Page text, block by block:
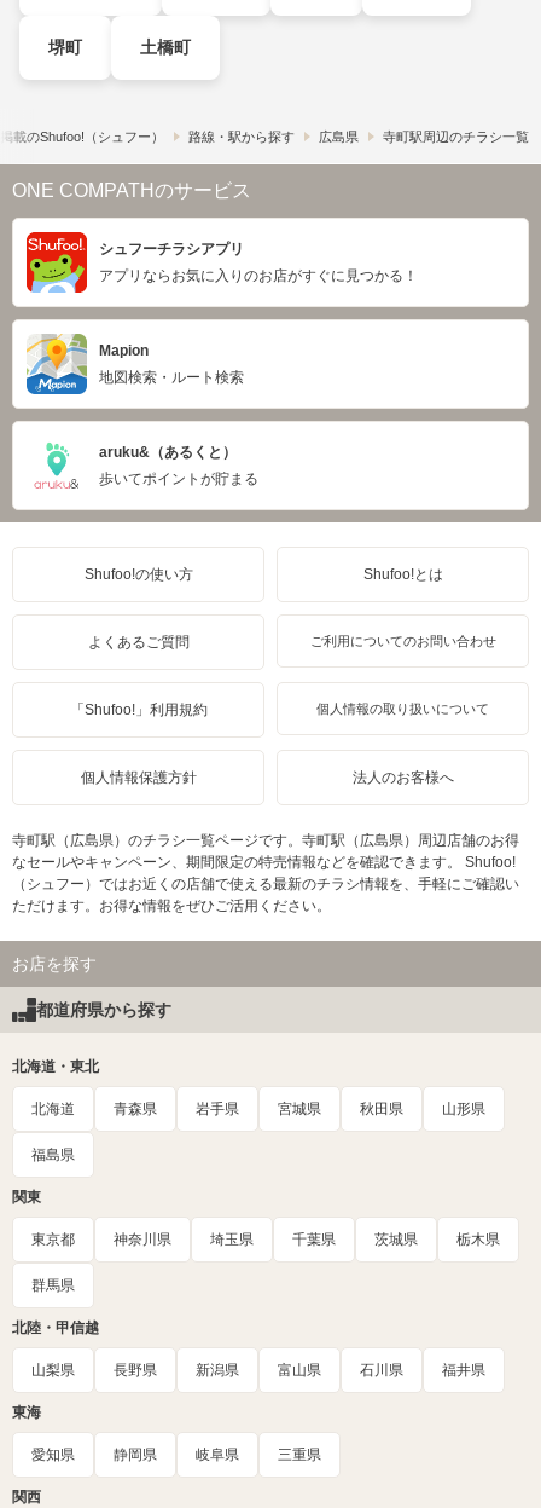
堺町 土橋町
載の​Shufoo!​（シュフー） 路線・駅から探す 広島県 寺町駅周辺のチラシ一覧
ONE COMPATHのサービス
シュフーチラシアプリ
アプリならお気に入りのお店がすぐに見つかる！
Mapion
地図検索・ルート検索
aruku&（あるくと）
歩いてポイントが貯まる
Shufoo!の使い方 Shufoo!とは
よくあるご質問 ご利用についてのお問い合わせ
「Shufoo!」利用規約 個人情報の取り扱いについて
個人情報保護方針 法人のお客様へ
寺町駅（広島県）のチラシ一覧ページです。寺町駅（広島県）周辺店舗のお得
なセールやキャンペーン、期間限定の特売情報などを確認できます。 Shufoo!
（シュフー）ではお近くの店舗で使える最新のチラシ情報を、手軽にご確認い
ただけます。お得な情報をぜひご活用ください。
お店を探す
都道府県から探す
北海道・東北
北海道 青森県 岩手県 宮城県 秋田県 山形県
福島県
関東
東京都 神奈川県 埼玉県 千葉県 茨城県 栃木県
群馬県
北陸・甲信越
山梨県 長野県 新潟県 富山県 石川県 福井県
東海
愛知県 静岡県 岐阜県 三重県
関西